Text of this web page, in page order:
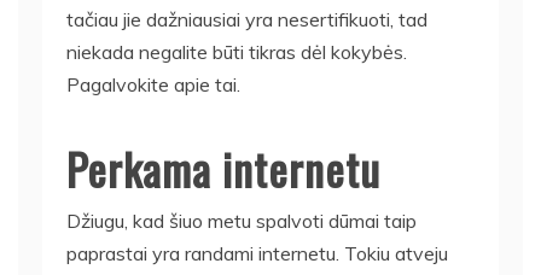
tačiau jie dažniausiai yra nesertifikuoti, tad
niekada negalite būti tikras dėl kokybės.
Pagalvokite apie tai.
Perkama internetu
Džiugu, kad šiuo metu spalvoti dūmai taip
paprastai yra randami internetu. Tokiu atveju